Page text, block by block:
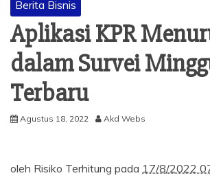
Berita Bisnis
Aplikasi KPR
dalam Survei
Terbaru
Agustus 18, 2022 Akd Webs
oleh Risiko Terhitung pada 17/8/2022